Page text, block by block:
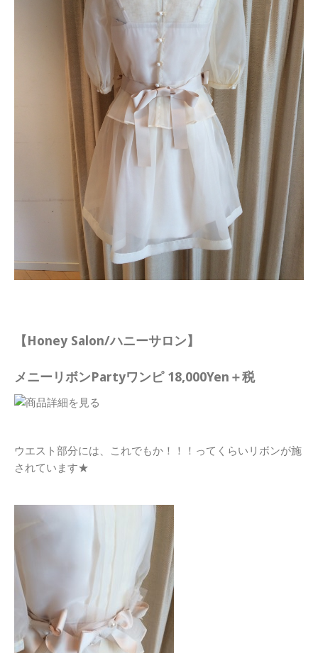
【Honey Salon/ハニーサロン】
メニーリボンPartyワンピ 18,000Yen＋税
ウエスト部分には、これでもか！！！ってくらいリボンが施
されています★